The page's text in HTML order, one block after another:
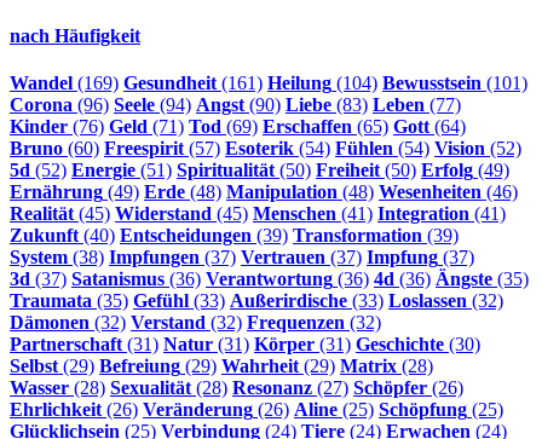
nach Häufigkeit
Wandel (169) Gesundheit(161) Heilung (104) Bewusstsein (101)
Corona (96) Seele (94) Angst(90) Liebe (83) Leben (77)
Kinder (76) Geld (71) Tod (69) Erschaffen (65) Gott(64)
Bruno (60) Freespirit(57) Esoterik (54) Fühlen (54) Vision (52)
5d (52) Energie (51) Spiritualität(50) Freiheit(50) Erfolg (49)
Ernährung (49) Erde (48) Manipulation (48) Wesenheiten (46)
Realität(45) Widerstand (45) Menschen (41) Integration (41)
Zukunft(40) Entscheidungen (39) Transformation (39)
System (38) Impfungen (37) Vertrauen (37) Impfung (37)
3d (37) Satanismus (36) Verantwortung (36) 4d (36) Ängste (35)
Traumata (35) Gefühl (33) Außerirdische (33) Loslassen (32)
Dämonen (32) Verstand (32) Frequenzen (32)
Partnerschaft(31) Natur (31) Körper (31) Geschichte (30)
Selbst(29) Befreiung (29) Wahrheit(29) Matrix (28)
Wasser (28) Sexualität(28) Resonanz (27) Schöpfer (26)
Ehrlichkeit(26) Veränderung (26) Aline (25) Schöpfung (25)
Glücklichsein (25) Verbindung (24) Tiere (24) Erwachen (24)